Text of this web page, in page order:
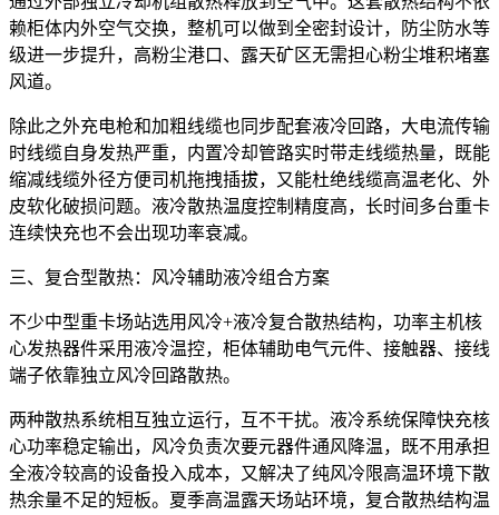
赖柜体内外空气交换，整机可以做到全密封设计，防尘防水等
级进一步提升，高粉尘港口、露天矿区无需担心粉尘堆积堵塞
风道。
除此之外充电枪和加粗线缆也同步配套液冷回路，大电流传输
时线缆自身发热严重，内置冷却管路实时带走线缆热量，既能
缩减线缆外径方便司机拖拽插拔，又能杜绝线缆高温老化、外
皮软化破损问题。液冷散热温度控制精度高，长时间多台重卡
连续快充也不会出现功率衰减。
三、复合型散热：风冷辅助液冷组合方案
不少中型重卡场站选用风冷+液冷复合散热结构，功率主机核
心发热器件采用液冷温控，柜体辅助电气元件、接触器、接线
端子依靠独立风冷回路散热。
两种散热系统相互独立运行，互不干扰。液冷系统保障快充核
心功率稳定输出，风冷负责次要元器件通风降温，既不用承担
全液冷较高的设备投入成本，又解决了纯风冷限高温环境下散
热余量不足的短板。夏季高温露天场站环境，复合散热结构温